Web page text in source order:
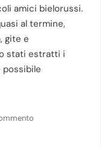
amici bielorussi.
al termine,
gite e
stati estratti i